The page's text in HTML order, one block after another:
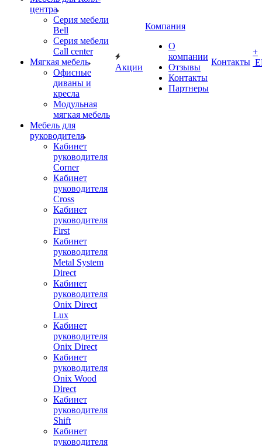
центра
Серия мебели
Bell
Серия мебели
Call center
Мягкая мебель
Офисные
диваны и
кресла
Модульная
мягкая мебель
Мебель для
руководителя
Кабинет
руководителя
Corner
Кабинет
руководителя
Cross
Кабинет
руководителя
First
Кабинет
руководителя
Metal System
Direct
Кабинет
руководителя
Onix Direct
Lux
Кабинет
руководителя
Onix Direct
Кабинет
руководителя
Onix Wood
Direct
Кабинет
руководителя
Shift
Кабинет
руководителя
Акции
Компания
О
компании
Отзывы
Контакты
Партнеры
Контакты
+